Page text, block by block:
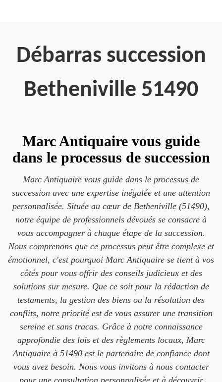
Débarras succession
Betheniville 51490
Marc Antiquaire vous guide
dans le processus de succession
Marc Antiquaire vous guide dans le processus de
succession avec une expertise inégalée et une attention
personnalisée. Située au cœur de Betheniville (51490),
notre équipe de professionnels dévoués se consacre à
vous accompagner à chaque étape de la succession.
Nous comprenons que ce processus peut être complexe et
émotionnel, c'est pourquoi Marc Antiquaire se tient à vos
côtés pour vous offrir des conseils judicieux et des
solutions sur mesure. Que ce soit pour la rédaction de
testaments, la gestion des biens ou la résolution des
conflits, notre priorité est de vous assurer une transition
sereine et sans tracas. Grâce à notre connaissance
approfondie des lois et des règlements locaux, Marc
Antiquaire à 51490 est le partenaire de confiance dont
vous avez besoin. Nous vous invitons à nous contacter
pour une consultation personnalisée et à découvrir